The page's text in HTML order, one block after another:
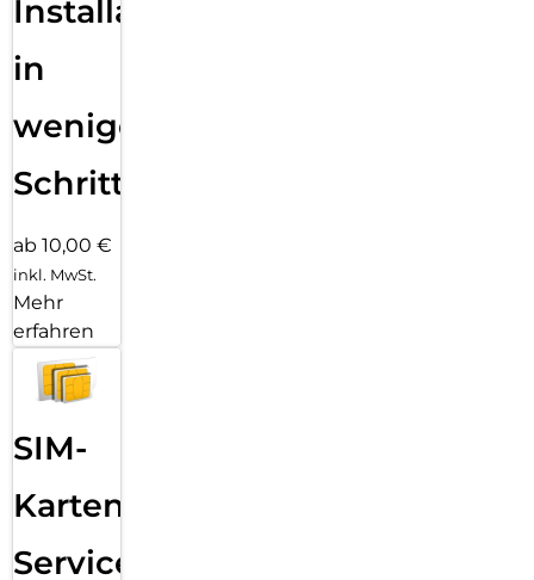
Installation
in
wenigen
Schritten
ab 10,00 €
inkl. MwSt.
Mehr
erfahren
SIM-
Karten
Service: